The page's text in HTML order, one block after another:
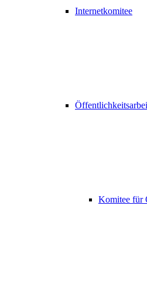
Internetkomitee
Komitee für